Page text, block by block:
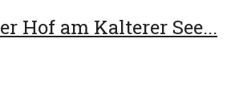
Hof am Kalterer See...